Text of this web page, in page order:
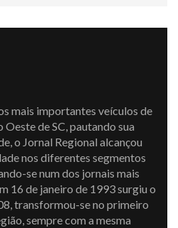
mais importantes veículos de
de SC, pautando sua
o Jornal Regional alcançou
nos diferentes segmentos
se num dos jornais mais
16 de janeiro de 1993 surgiu o
transformou-se no primeiro
sempre com a mesma